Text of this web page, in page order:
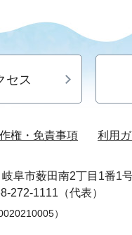
セス
権・免責事項 利用
岐阜市薮田南2丁目1番1
272-1111（代表）
）